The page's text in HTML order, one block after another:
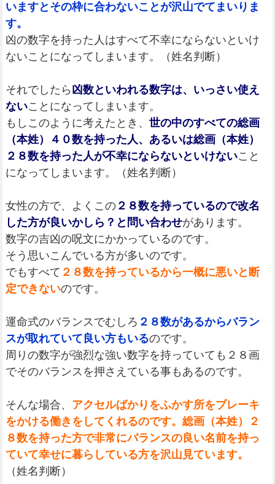
いますとその枠に合わないことが沢山でてまいりま
す。
凶の数字を持った人はすべて不幸にならないといけ
ないことになってしまいます。（姓名判断）
それでしたら 凶数といわれる数字は、いっさい使え
ないことになってしまいます。
もしこのように考えたとき、 世の中のすべての総画
（本姓）４０数を持った人、あるいは総画（本姓）
２８数を持った人が不幸にならないといけないこと
になってしまいます。（姓名判断）
女性の方で、よくこの２８数を持っているので改名
した方が良いかしら？と問い合わせがあります。
数字の吉凶の呪文にかかっているのです。
そう思いこんでいる方が多いのです。
でもすべて ２８数を持っているから一概に悪いと断
定できないのです。
運命式のバランスでむしろ ２８数があるからバラン
スが取れていて良い方もいるのです。
周りの数字が強烈な強い数字を持っていても２８画
でそのバランスを押さえている事もあるのです。
そんな場合、 アクセルばかりをふかす所をブレーキ
をかける働きをしてくれるのです。総画（本姓）２
８数を持った方で非常にバランスの良い名前を持っ
ていて幸せに暮らしている方を沢山見ています。
（姓名判断）